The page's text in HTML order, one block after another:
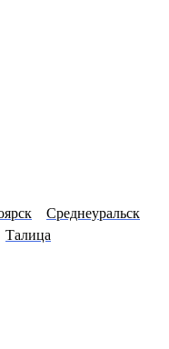
Среднеуральск
Талица